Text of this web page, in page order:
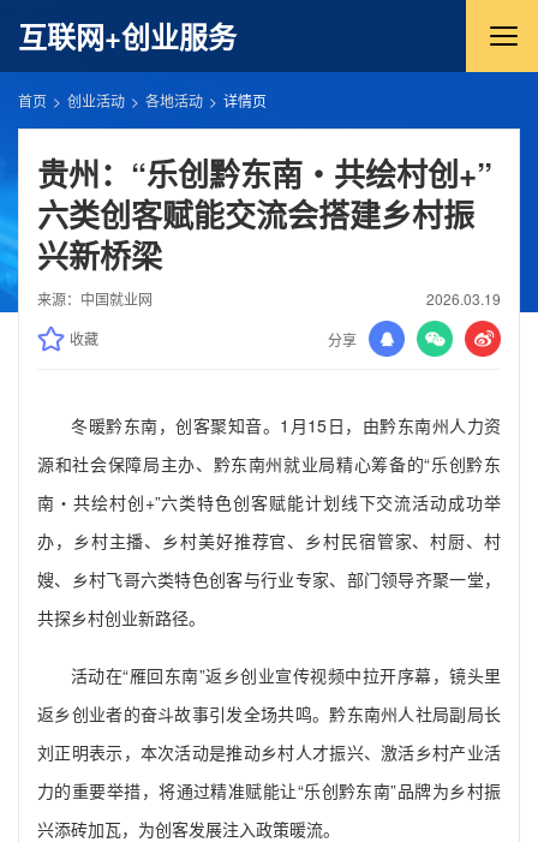
互联网+创业服务
首页 创业活动 各地活动 详情页
贵州：“乐创黔东南・共绘村创+”
六类创客赋能交流会搭建乡村振
兴新桥梁
来源：中国就业网
2026.03.19
收藏
分享
冬暖黔东南，创客聚知音。1月15日，由黔东南州人力资
源和社会保障局主办、黔东南州就业局精心筹备的“乐创黔东
南・共绘村创+”六类特色创客赋能计划线下交流活动成功举
办，乡村主播、乡村美好推荐官、乡村民宿管家、村厨、村
嫂、乡村飞哥六类特色创客与行业专家、部门领导齐聚一堂，
共探乡村创业新路径。
活动在“雁回东南”返乡创业宣传视频中拉开序幕，镜头里
返乡创业者的奋斗故事引发全场共鸣。黔东南州人社局副局长
刘正明表示，本次活动是推动乡村人才振兴、激活乡村产业活
力的重要举措，将通过精准赋能让“乐创黔东南”品牌为乡村振
兴添砖加瓦，为创客发展注入政策暖流。